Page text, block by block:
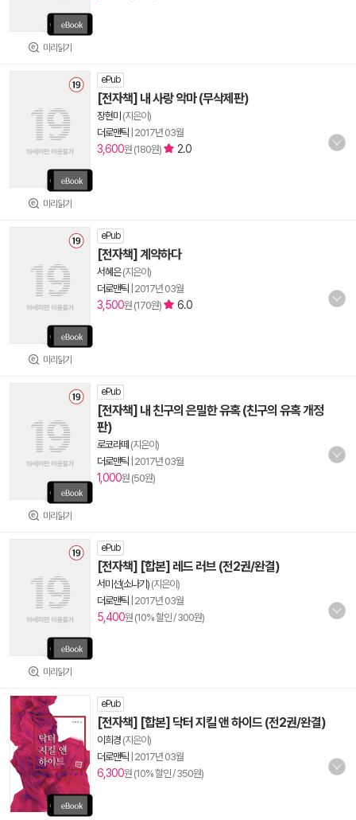
미리읽기
미리읽기
ePub
[전자책] 내 사랑 악마 (무삭제판)
장현미 (지은이)
더로맨틱 2017년 03월
3,600원 (180원) 2.0
미리읽기
ePub
[전자책] 계약하다
서혜은(지은이)
더로맨틱 2017년 03월
3,500원 (170원) 6.0
미리읽기
ePub
[전자책] 내 친구의 은밀한 유혹 (친구의 유혹 개정
판)
로코라떼 (지은이)
더로맨틱 2017년 03월
1,000원 (50원)
미리읽기
ePub
[전자책] [합본] 레드 러브 (전2권/완결)
서미선(소나기) (지은이)
더로맨틱 2017년 03월
5,400원 (10% 할인 / 300원)
ePub
[전자책] [합본] 닥터 지킬 앤 하이드 (전2권/완결)
이희경 (지은이)
더로맨틱 2017년 03월
6,300원 (10% 할인 / 350원)